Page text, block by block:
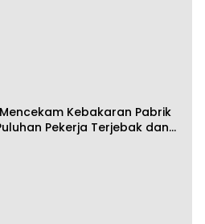
Kebakaran Pabrik
Pekerja Terjebak dan